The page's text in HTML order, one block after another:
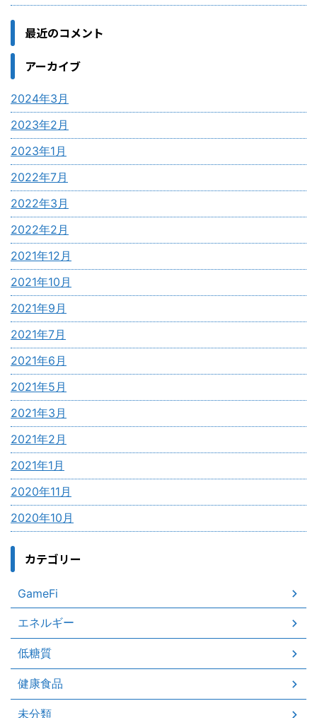
最近のコメント
アーカイブ
2024年3月
2023年2月
2023年1月
2022年7月
2022年3月
2022年2月
2021年12月
2021年10月
2021年9月
2021年7月
2021年6月
2021年5月
2021年3月
2021年2月
2021年1月
2020年11月
2020年10月
カテゴリー
GameFi
エネルギー
低糖質
健康食品
未分類